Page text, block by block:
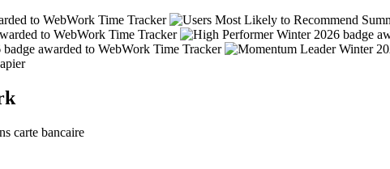
carte bancaire